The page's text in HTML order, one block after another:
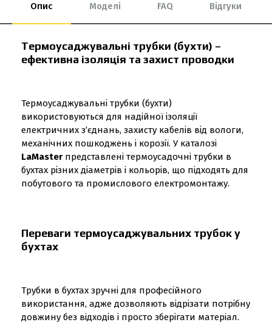
Опис Моделі FAQ Відгуки
Термоусаджувальні трубки (бухти) –
ефективна ізоляція та захист проводки
Термоусаджувальні трубки (бухти)
використовуються для надійної ізоляції
електричних з’єднань, захисту кабелів від вологи,
механічних пошкоджень і корозії. У каталозі
LaMaster представлені термоусадочні трубки в
бухтах різних діаметрів і кольорів, що підходять для
побутового та промислового електромонтажу.
Переваги термоусаджувальних трубок у
бухтах
Трубки в бухтах зручні для професійного
використання, адже дозволяють відрізати потрібну
довжину без відходів і просто зберігати матеріал.